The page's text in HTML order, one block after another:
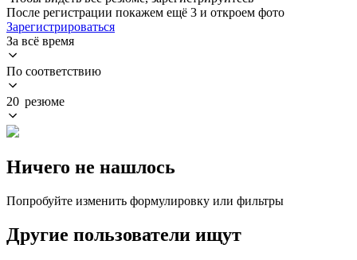
После регистрации покажем ещё 3 и откроем фото
Зарегистрироваться
За всё время
По соответствию
20 резюме
Ничего не нашлось
Попробуйте изменить формулировку или фильтры
Другие пользователи ищут